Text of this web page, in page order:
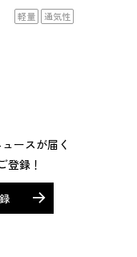
軽量 通気性
ースが届く
登録！